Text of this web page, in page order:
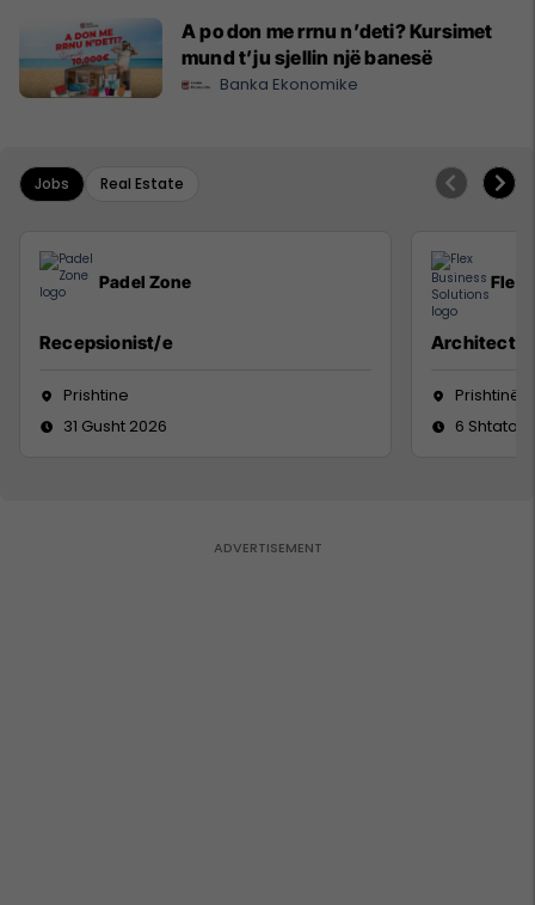
A po don me rrnu n’deti? Kursimet
mund t’ju sjellin një banesë
Banka Ekonomike
Jobs Real Estate
Padel Zone
Recepsionist/e
Prishtine
31 Gusht 2026
Flex
Architect
Prishtinë
6 Shtator